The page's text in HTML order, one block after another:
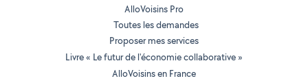
AlloVoisins Pro
Toutes les demandes
Proposer mes services
Livre « Le futur de l'économie collaborative »
AlloVoisins en France